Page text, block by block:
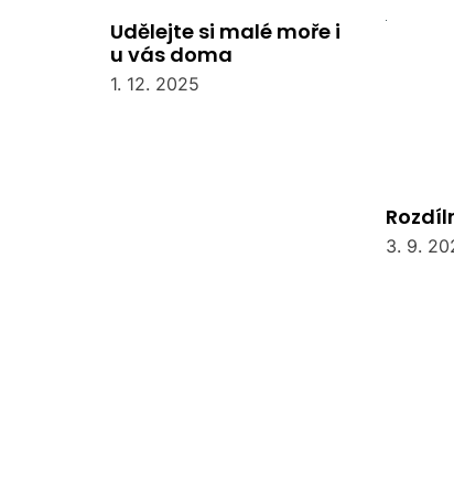
Udělejte si malé moře i
u vás doma
1. 12. 2025
3. 9.